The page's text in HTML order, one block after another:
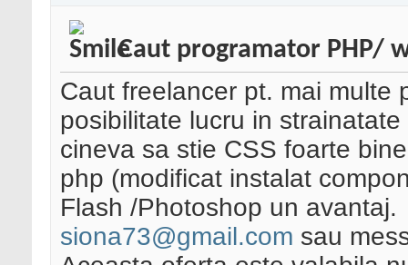
Caut programator PHP/
Caut freelancer pt. mai multe
posibilitate lucru in
cineva sa stie CSS foarte
php (modificat instalat
Flash /Photoshop un avantaj.
siona73@gmail.com sau